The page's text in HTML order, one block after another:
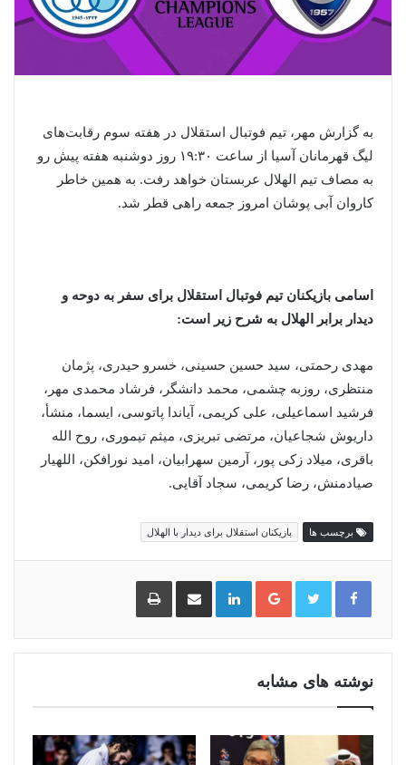
به گزارش مهر، تیم فوتبال استقلال در هفته سوم رقابت‌های
لیگ قهرمانان آسیا از ساعت ۱۹:۳۰ روز دوشنبه هفته پیش رو
به مصاف تیم الهلال عربستان خواهد رفت. به همین خاطر
کاروان آبی پوشان امروز جمعه راهی قطر شد.
اسامی بازیکنان تیم فوتبال استقلال برای سفر به دوحه و
دیدار برابر الهلال به شرح زیر است:
مهدی رحمتی، سید حسین حسینی، خسرو حیدری، پژمان
منتظری، روزبه چشمی، محمد دانشگر، فرشاد محمدی مهر،
فرشید اسماعیلی، علی کریمی، آیاندا پاتوسی، ایسما، منشأ،
داریوش شجاعیان، مرتضی تبریزی، میثم تیموری، روح الله
باقری، میلاد زکی پور، آرمین سهرابیان، امید نورافکن، اللهیار
صیادمنش، رضا کریمی، سجاد آقایی.
برچسب ها بازیکنان استقلال برای دیدار با الهلال
گوگل
پلاس
لینکدین اشتراک
گذاری
ایمیل
چاپ
نوشته های مشابه